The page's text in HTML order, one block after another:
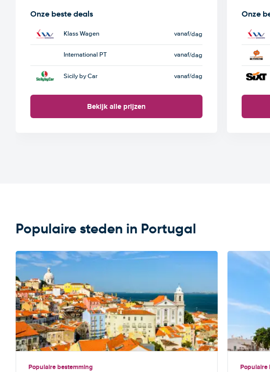
Onze beste deals
Klass Wagen vanaf/dag
International PT vanaf/dag
Sicily by Car vanaf/dag
Bekijk alle prijzen
Onze
Populaire steden in Portugal
Populaire bestemming Populaire